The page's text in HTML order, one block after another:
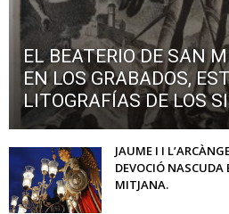
EL BEATERIO DE SAN
EN LOS GRABADOS,
LITOGRAFÍAS DE LOS
JAUME I I
DEVOCIÓ NASCUDA
MITJANA.